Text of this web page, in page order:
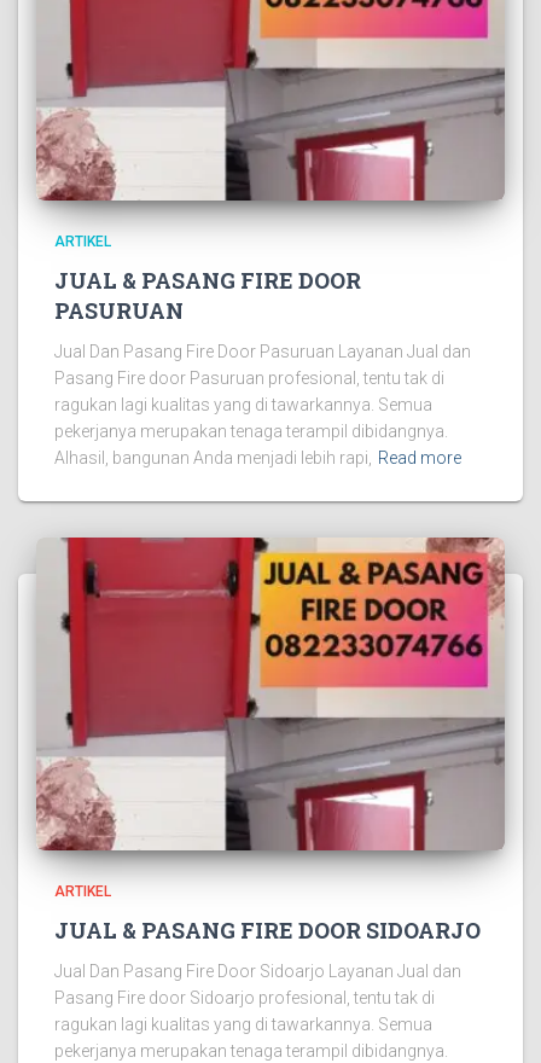
ARTIKEL
JUAL & PASANG FIRE DOOR
PASURUAN
Jual Dan Pasang Fire Door Pasuruan Layanan Jual dan
Pasang Fire door Pasuruan profesional, tentu tak di
ragukan lagi kualitas yang di tawarkannya. Semua
pekerjanya merupakan tenaga terampil dibidangnya.
Alhasil, bangunan Anda menjadi lebih rapi, Read more
ARTIKEL
JUAL & PASANG FIRE DOOR SIDOARJO
Jual Dan Pasang Fire Door Sidoarjo Layanan Jual dan
Pasang Fire door Sidoarjo profesional, tentu tak di
ragukan lagi kualitas yang di tawarkannya. Semua
pekerjanya merupakan tenaga terampil dibidangnya.